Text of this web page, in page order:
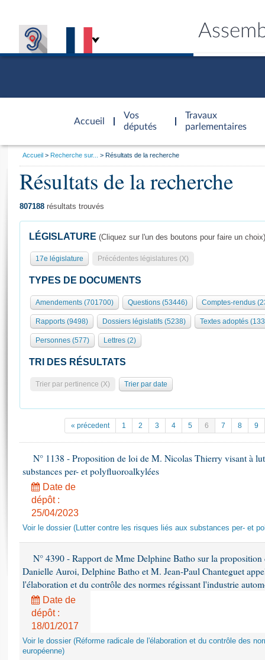
Accueil
d'accueil
Vos
députés
Travaux
parlementaires
Présidence
577 députés
Groupes politiques
Élections législatives
Séance publique
Commissions et autres organes
Europe et International
Contrôle et évaluation
Congrès
Pétitions
Documents parlementaires
Propositions de loi
Amendements
Textes adoptés
Rapports d'information
Rapports d'enquête
Rapports sur l'application des lois
Baromètre de l’application des lois
Dossiers législatifs
Budget et sécurité sociale
Questions écrites et orales
Comptes rendus des débats
Général
Rôle et pouvoirs de l'Assemblée
Organisation de l'Assemblée
Présidence Conférence des Présidents Bureau Collège des
Statistiques et chiffres clés
Transparence et déontologie
Histoire
Juniors
Anciennes législatures
Liens vers les sites publics
Visiter l'Assemblée
Visite virtuelle du palais Bourbon
Assister à une séance
Accès des chercheurs à l’Assemblée
Les évènements
Les archives
Photos libres de droit
Vous
Accueil Recherche sur... Résultats de la recherche
Résultats de la recherche
807188 résultats trouvés
LÉGISLATURE (Cliquez sur l'un des boutons pour faire un choix)
17e législature Précédentes législatures (X)
TYPES DE DOCUMENTS
Amendements (701700) Questions (53446) Comptes-rendus
Rapports (9498) Dossiers législatifs (5238) Textes adoptés
Personnes (577) Lettres (2)
TRI DES RÉSULTATS
Trier par pertinence (X) Trier par date
« précedent 1 2 3 4 5 6 7 8 9
N° 1138 - Proposition de loi de M. Nicolas Thierry visant à
substances per- et polyfluoroalkylées
Date de
dépôt :
25/04/2023
Voir le dossier (Lutter contre les risques liés aux substances per- et
N° 4390 - Rapport de Mme Delphine Batho sur la
Danielle Auroi, Delphine Batho et M. Jean-Paul Chanteguet
l'élaboration et du contrôle des normes régissant l'industrie
Date de
dépôt :
18/01/2017
Voir le dossier (Réforme radicale de l'élaboration et du contrôle des
européenne)